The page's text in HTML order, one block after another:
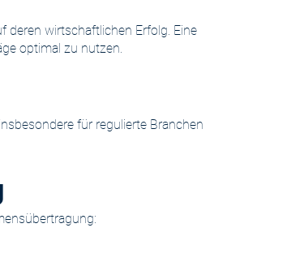
deren wirtschaftlichen Erfolg. Eine
optimal zu nutzen.
für regulierte Branchen